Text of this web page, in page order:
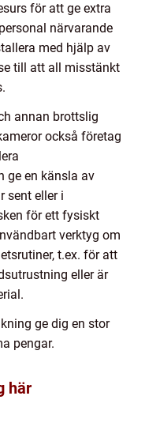
för att ge extra
närvarande
med hjälp av
till att all misstänkt
annan brottslig
också företag
ge en känsla av
sent eller i
för ett fysiskt
verktyg om
t.ex. för att
eller är
ge dig en stor
pengar.
här